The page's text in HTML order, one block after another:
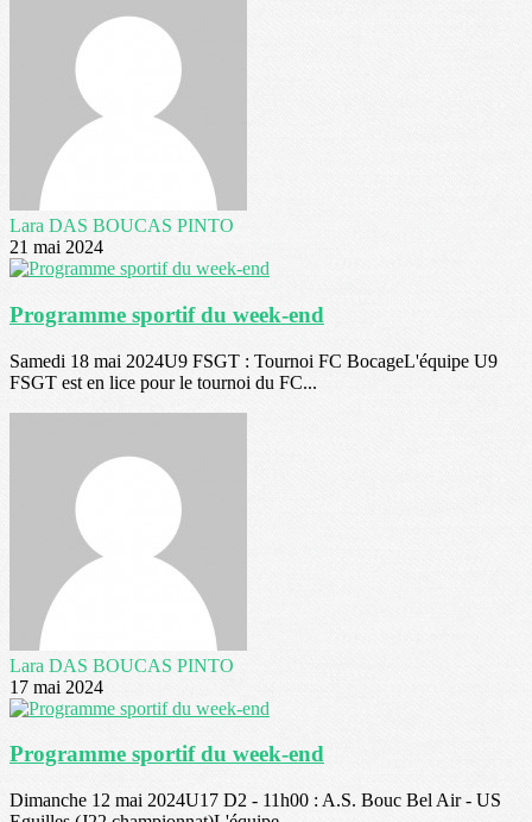
Lara DAS BOUCAS PINTO
21 mai 2024
Programme sportif du week-end
Samedi 18 mai 2024U9 FSGT : Tournoi FC BocageL'équipe U9
FSGT est en lice pour le tournoi du FC...
Lara DAS BOUCAS PINTO
17 mai 2024
Programme sportif du week-end
Dimanche 12 mai 2024U17 D2 - 11h00 : A.S. Bouc Bel Air - US